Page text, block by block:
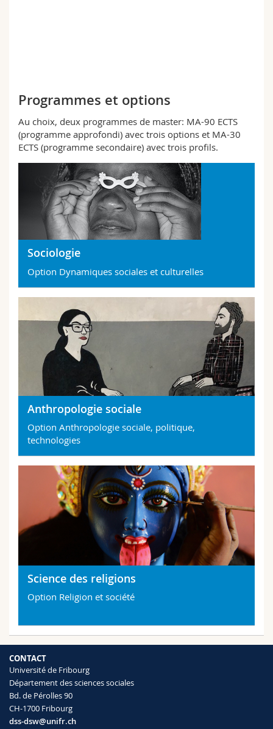
Programmes et options
Au choix, deux programmes de master: MA-90 ECTS
(programme approfondi) avec trois options et MA-30
ECTS (programme secondaire) avec trois profils.
Sociologie
Option Dynamiques sociales et culturelles
Anthropologie sociale
Option Anthropologie sociale, politique,
technologies
Science des religions
Option Religion et société
CONTACT
Université de Fribourg
Département des sciences sociales
Bd. de Pérolles 90
CH-1700 Fribourg
dss-dsw@unifr.ch